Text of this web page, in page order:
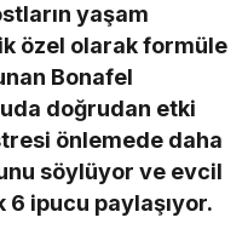
yaşam
özel olarak formüle
Bonafel
doğrudan etki
önlemede daha
söylüyor ve evcil
ipucu paylaşıyor.